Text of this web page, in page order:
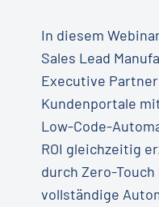
In diesem
Sales Lead
Executive
Kundenportale
Low-Code-
ROI gleichzeitig
durch Zero-
vollständige